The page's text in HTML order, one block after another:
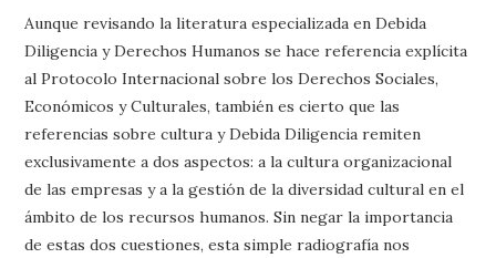
Aunque revisando la literatura especializada en Debida
Diligencia y Derechos Humanos se hace referencia explícita
al Protocolo Internacional sobre los Derechos Sociales,
Económicos y Culturales, también es cierto que las
referencias sobre cultura y Debida Diligencia remiten
exclusivamente a dos aspectos: a la cultura organizacional
de las empresas y a la gestión de la diversidad cultural en el
ámbito de los recursos humanos. Sin negar la importancia
de estas dos cuestiones, esta simple radiografía nos